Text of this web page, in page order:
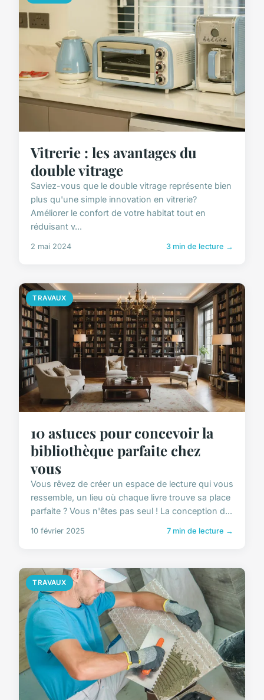
Vitrerie : les avantages du
double vitrage
Saviez-vous que le double vitrage représente bien
plus qu'une simple innovation en vitrerie?
Améliorer le confort de votre habitat tout en
réduisant v...
2 mai 2024 3 min de lecture →
TRAVAUX
10 astuces pour concevoir la
bibliothèque parfaite chez
vous
Vous rêvez de créer un espace de lecture qui vous
ressemble, un lieu où chaque livre trouve sa place
parfaite ? Vous n'êtes pas seul ! La conception d...
10 février 2025 7 min de lecture →
TRAVAUX